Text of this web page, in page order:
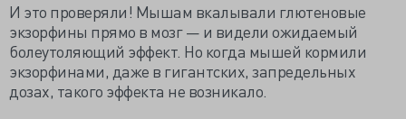
И это проверяли! Мышам вкалывали глютеновые
экзорфины прямо в мозг — и видели ожидаемый
болеутоляющий эффект. Но когда мышей кормили
экзорфинами, даже в гигантских, запредельных
дозах, такого эффекта не возникало.